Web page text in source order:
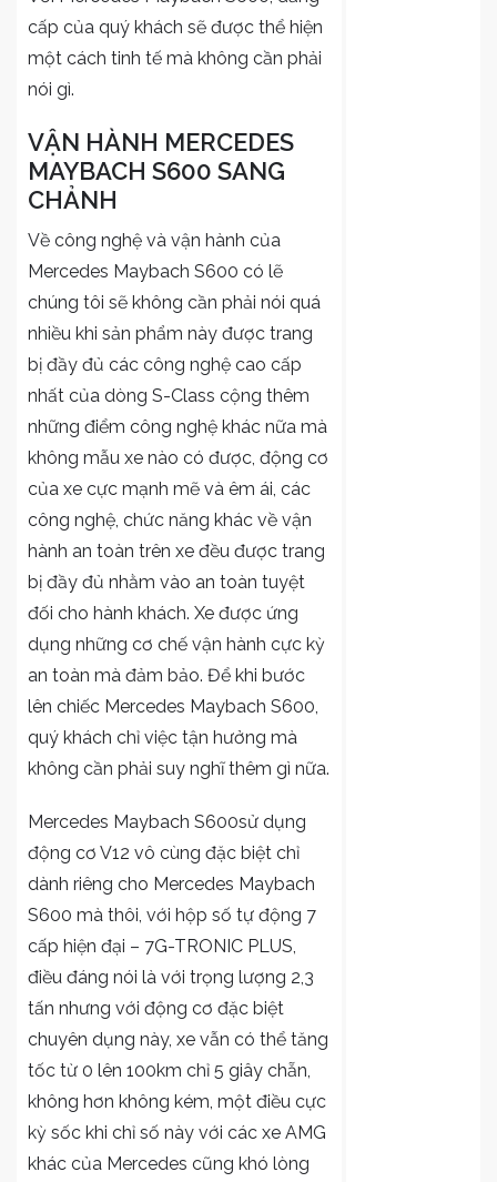
cấp của quý khách sẽ được thể hiện
một cách tinh tế mà không cần phải
nói gì.
VẬN HÀNH MERCEDES
MAYBACH S600 SANG
CHẢNH
Về công nghệ và vận hành của
Mercedes Maybach S600 có lẽ
chúng tôi sẽ không cần phải nói quá
nhiều khi sản phẩm này được trang
bị đầy đủ các công nghệ cao cấp
nhất của dòng S-Class cộng thêm
những điểm công nghệ khác nữa mà
không mẫu xe nào có được, động cơ
của xe cực mạnh mẽ và êm ái, các
công nghệ, chức năng khác về vận
hành an toàn trên xe đều được trang
bị đầy đủ nhằm vào an toàn tuyệt
đối cho hành khách. Xe được ứng
dụng những cơ chế vận hành cực kỳ
an toàn mà đảm bảo. Để khi bước
lên chiếc Mercedes Maybach S600,
quý khách chỉ việc tận hưởng mà
không cần phải suy nghĩ thêm gì nữa.
Mercedes Maybach S600sử dụng
động cơ V12 vô cùng đặc biệt chỉ
dành riêng cho Mercedes Maybach
S600 mà thôi, với hộp số tự động 7
cấp hiện đại – 7G-TRONIC PLUS,
điều đáng nói là với trọng lượng 2,3
tấn nhưng với động cơ đặc biệt
chuyên dụng này, xe vẫn có thể tăng
tốc từ 0 lên 100km chỉ 5 giây chẵn,
không hơn không kém, một điều cực
kỳ sốc khi chỉ số này với các xe AMG
khác của Mercedes cũng khó lòng